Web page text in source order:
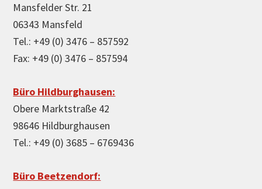
Mansfelder Str. 21
06343 Mansfeld
Tel.: +49 (0) 3476 – 857592
Fax: +49 (0) 3476 – 857594
Büro Hildburghausen:
Obere Marktstraße 42
98646 Hildburghausen
Tel.: +49 (0) 3685 – 6769436
Büro Beetzendorf: